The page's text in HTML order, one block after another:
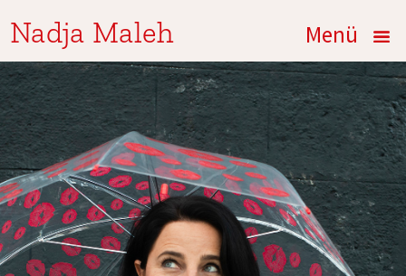
Nadja Maleh Menü